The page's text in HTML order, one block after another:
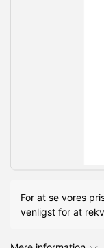
For at se vores
venligst for at